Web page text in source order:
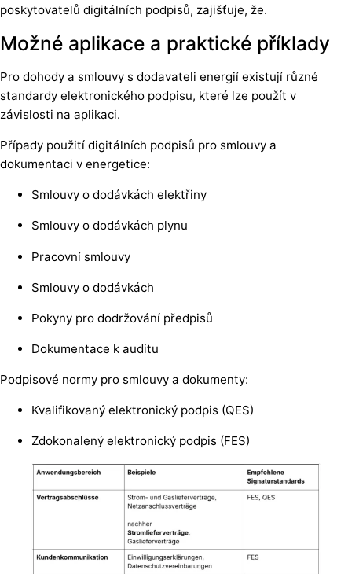
poskytovatelů digitálních podpisů, zajišťuje, že.
Možné aplikace a praktické příklady
Pro dohody a smlouvy s dodavateli energií existují různé
standardy elektronického podpisu, které lze použít v
závislosti na aplikaci.
Případy použití digitálních podpisů pro smlouvy a
dokumentaci v energetice:
Smlouvy o dodávkách elektřiny
Smlouvy o dodávkách plynu
Pracovní smlouvy
Smlouvy o dodávkách
Pokyny pro dodržování předpisů
Dokumentace k auditu
Podpisové normy pro smlouvy a dokumenty:
Kvalifikovaný elektronický podpis (QES)
Zdokonalený elektronický podpis (FES)